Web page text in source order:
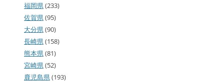
福岡県(233)
佐賀県(95)
大分県(90)
長崎県(158)
熊本県(81)
宮崎県(52)
鹿児島県(193)